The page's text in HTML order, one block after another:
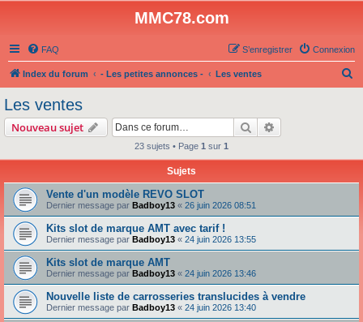
MMC78.com
FAQ Connexion
S’enregistrer
Index du forum - Les petites annonces - Les ventes
r
Les ventes
Nouveau sujet Rechercher
23 sujets • Page 1 sur 1
Sujets
Vente d'un modèle REVO SLOT
Dernier message par Badboy13 « 26 juin 2026 08:51
Kits slot de marque AMT avec tarif !
Dernier message par Badboy13 « 24 juin 2026 13:55
Kits slot de marque AMT
Dernier message par Badboy13 « 24 juin 2026 13:46
Nouvelle liste de carrosseries translucides à vendre
Dernier message par Badboy13 « 24 juin 2026 13:40